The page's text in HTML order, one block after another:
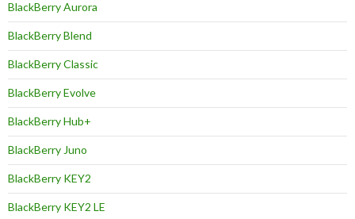
BlackBerry Aurora
BlackBerry Blend
BlackBerry Classic
BlackBerry Evolve
BlackBerry Hub+
BlackBerry Juno
BlackBerry KEY2
BlackBerry KEY2 LE